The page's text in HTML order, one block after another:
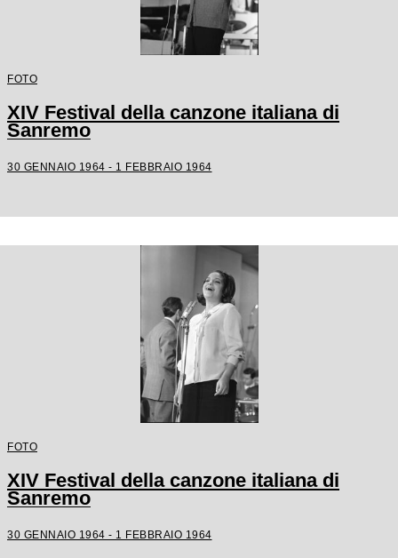
FOTO
XIV Festival della canzone italiana di
Sanremo
30 GENNAIO 1964 - 1 FEBBRAIO 1964
FOTO
XIV Festival della canzone italiana di
Sanremo
30 GENNAIO 1964 - 1 FEBBRAIO 1964